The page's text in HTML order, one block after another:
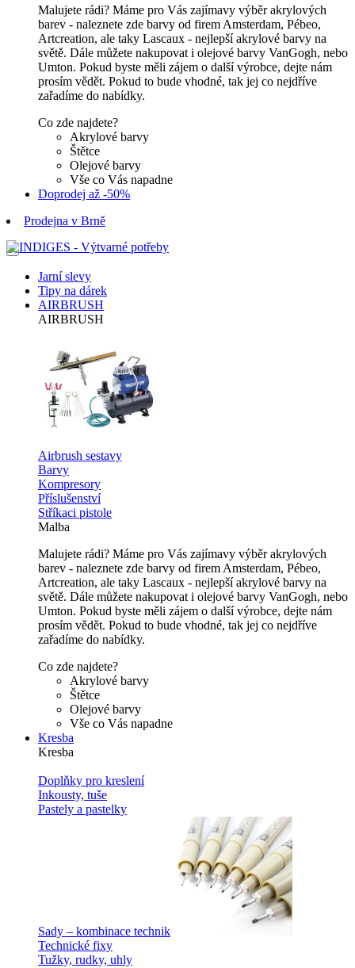
Malujete rádi? Máme pro Vás zajímavy výběr akrylových
barev - naleznete zde barvy od firem Amsterdam, Pébeo,
Artcreation, ale taky Lascaux - nejlepší akrylové barvy na
světě. Dále můžete nakupovat i olejové barvy VanGogh, nebo
Umton. Pokud byste měli zájem o další výrobce, dejte nám
prosím vědět. Pokud to bude vhodné, tak jej co nejdříve
zařadíme do nabídky.
Co zde najdete?
Akrylové barvy
Štětce
Olejové barvy
Vše co Vás napadne
Doprodej až -50%
Prodejna v Brně
Jarní slevy
Tipy na dárek
AIRBRUSH
AIRBRUSH
Airbrush sestavy
Barvy
Kompresory
Příslušenství
Stříkaci pistole
Malba
Malujete rádi? Máme pro Vás zajímavy výběr akrylových
barev - naleznete zde barvy od firem Amsterdam, Pébeo,
Artcreation, ale taky Lascaux - nejlepší akrylové barvy na
světě. Dále můžete nakupovat i olejové barvy VanGogh, nebo
Umton. Pokud byste měli zájem o další výrobce, dejte nám
prosím vědět. Pokud to bude vhodné, tak jej co nejdříve
zařadíme do nabídky.
Co zde najdete?
Akrylové barvy
Štětce
Olejové barvy
Vše co Vás napadne
Kresba
Kresba
Doplňky pro kreslení
Inkousty, tuše
Pastely a pastelky
Sady – kombinace technik
Technické fixy
Tužky, rudky, uhly